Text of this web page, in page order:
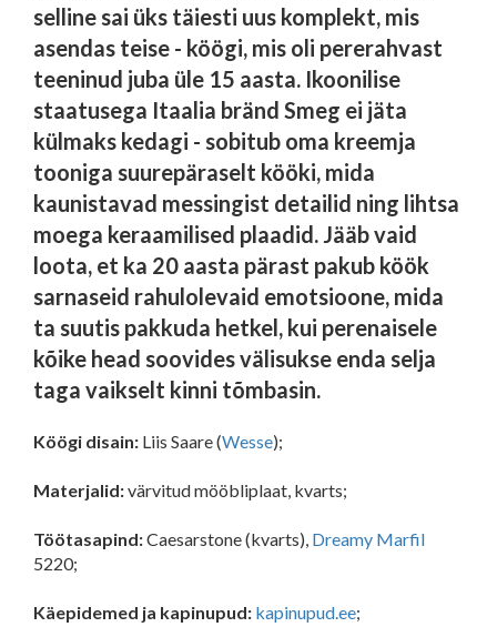
selline sai üks täiesti uus komplekt, mis
asendas teise - köögi, mis oli pererahvast
teeninud juba üle 15 aasta. Ikoonilise
staatusega Itaalia bränd Smeg ei jäta
külmaks kedagi - sobitub oma kreemja
tooniga suurepäraselt kööki, mida
kaunistavad messingist detailid ning lihtsa
moega keraamilised plaadid. Jääb vaid
loota, et ka 20 aasta pärast pakub köök
sarnaseid rahulolevaid emotsioone, mida
ta suutis pakkuda hetkel, kui perenaisele
kõike head soovides välisukse enda selja
taga vaikselt kinni tõmbasin.
Köögi disain: Liis Saare (Wesse);
Materjalid:värvitud mööbliplaat, kvarts;
Töötasapind:Caesarstone (kvarts), Dreamy Marfil
5220;
Käepidemed ja kapinupud: kapinupud.ee;